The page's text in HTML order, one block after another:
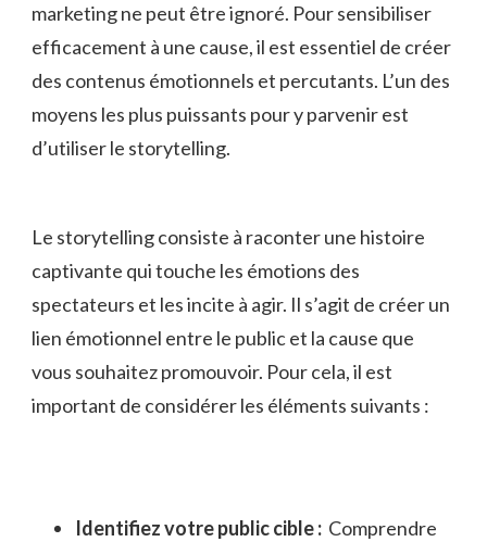
marketing ‌ne⁣ peut‍ être​ ignoré. Pour sensibiliser
efficacement à une cause,⁣ il ⁣est ⁢essentiel de créer
des ⁣contenus émotionnels et percutants.​ L’un⁤ des
moyens⁢ les plus puissants pour y⁢ parvenir est
d’utiliser le storytelling.
Le storytelling consiste à raconter une histoire
captivante qui touche les émotions des
spectateurs et les incite à agir. Il s’agit de créer un
lien émotionnel⁣ entre le public et la cause ​que
vous souhaitez promouvoir. Pour cela, il est
important de considérer⁢ les⁣ éléments suivants :
Identifiez votre⁣ public cible : ⁢ Comprendre